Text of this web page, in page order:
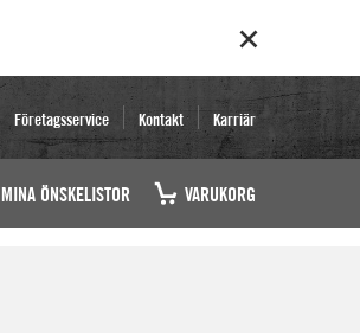
Företagsservice Kontakt Karriär
MINA ÖNSKELISTOR VARUKORG